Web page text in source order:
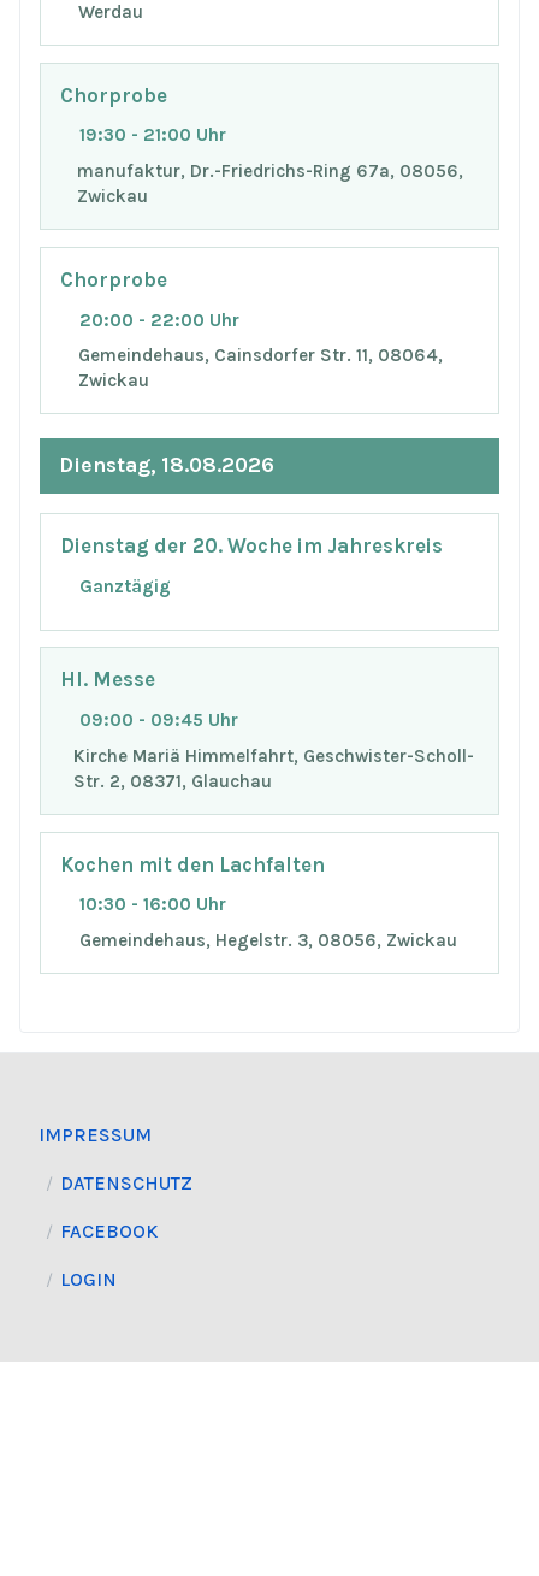
Werdau
Chorprobe
19:30 - 21:00 Uhr
manufaktur, Dr.-Friedrichs-Ring 67a, 08056,
Zwickau
Chorprobe
20:00 - 22:00 Uhr
Gemeindehaus, Cainsdorfer Str. 11, 08064,
Zwickau
Dienstag, 18.08.2026
Dienstag der 20. Woche im Jahreskreis
Ganztägig
Hl. Messe
09:00 - 09:45 Uhr
Kirche Mariä Himmelfahrt, Geschwister-Scholl-
Str. 2, 08371, Glauchau
Kochen mit den Lachfalten
10:30 - 16:00 Uhr
Gemeindehaus, Hegelstr. 3, 08056, Zwickau
IMPRESSUM
DATENSCHUTZ
FACEBOOK
LOGIN